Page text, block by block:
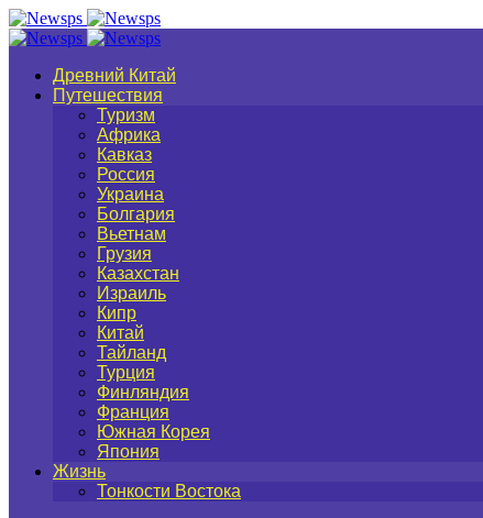
Древний Китай
Путешествия
Туризм
Африка
Кавказ
Россия
Украина
Болгария
Вьетнам
Грузия
Казахстан
Израиль
Кипр
Китай
Тайланд
Турция
Финляндия
Франция
Южная Корея
Япония
Жизнь
Тонкости Востока